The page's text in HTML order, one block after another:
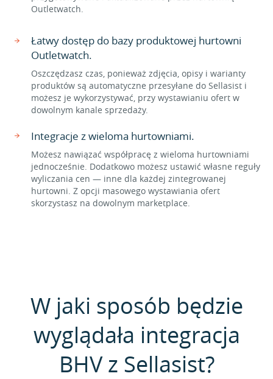
Outletwatch.
Łatwy dostęp do bazy produktowej hurtowni
Outletwatch.
Oszczędzasz czas, ponieważ zdjęcia, opisy i warianty
produktów są automatyczne przesyłane do Sellasist i
możesz je wykorzystywać, przy wystawianiu ofert w
dowolnym kanale sprzedaży.
Integracje z wieloma hurtowniami.
Możesz nawiązać współpracę z wieloma hurtowniami
jednocześnie. Dodatkowo możesz ustawić własne reguły
wyliczania cen — inne dla każdej zintegrowanej
hurtowni. Z opcji masowego wystawiania ofert
skorzystasz na dowolnym marketplace.
W jaki sposób będzie
wyglądała integracja
BHV z Sellasist?